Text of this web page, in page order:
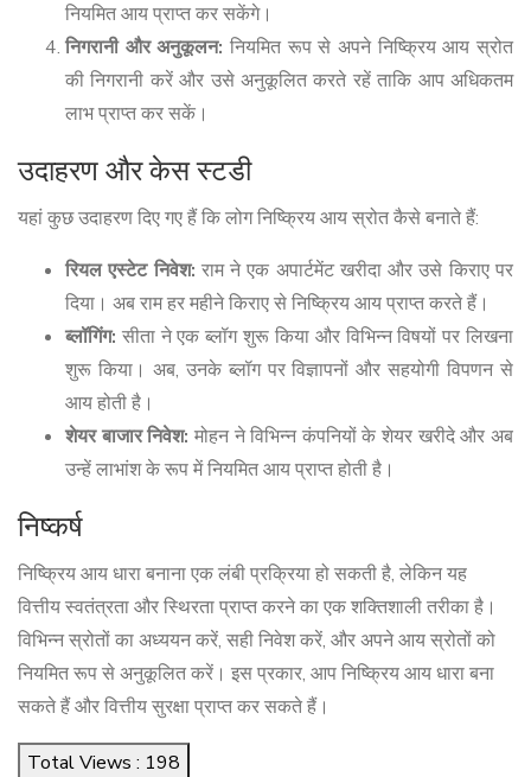
नियमित आय प्राप्त कर सकेंगे।
निगरानी और अनुकूलन: नियमित रूप से अपने निष्क्रिय आय स्रोत
की निगरानी करें और उसे अनुकूलित करते रहें ताकि आप अधिकतम
लाभ प्राप्त कर सकें।
उदाहरण और केस स्टडी
यहां कुछ उदाहरण दिए गए हैं कि लोग निष्क्रिय आय स्रोत कैसे बनाते हैं:
रियल एस्टेट निवेश: राम ने एक अपार्टमेंट खरीदा और उसे किराए पर
दिया। अब राम हर महीने किराए से निष्क्रिय आय प्राप्त करते हैं।
ब्लॉगिंग: सीता ने एक ब्लॉग शुरू किया और विभिन्न विषयों पर लिखना
शुरू किया। अब, उनके ब्लॉग पर विज्ञापनों और सहयोगी विपणन से
आय होती है।
शेयर बाजार निवेश: मोहन ने विभिन्न कंपनियों के शेयर खरीदे और अब
उन्हें लाभांश के रूप में नियमित आय प्राप्त होती है।
निष्कर्ष
निष्क्रिय आय धारा बनाना एक लंबी प्रक्रिया हो सकती है, लेकिन यह
वित्तीय स्वतंत्रता और स्थिरता प्राप्त करने का एक शक्तिशाली तरीका है।
विभिन्न स्रोतों का अध्ययन करें, सही निवेश करें, और अपने आय स्रोतों को
नियमित रूप से अनुकूलित करें। इस प्रकार, आप निष्क्रिय आय धारा बना
सकते हैं और वित्तीय सुरक्षा प्राप्त कर सकते हैं।
Total Views : 198